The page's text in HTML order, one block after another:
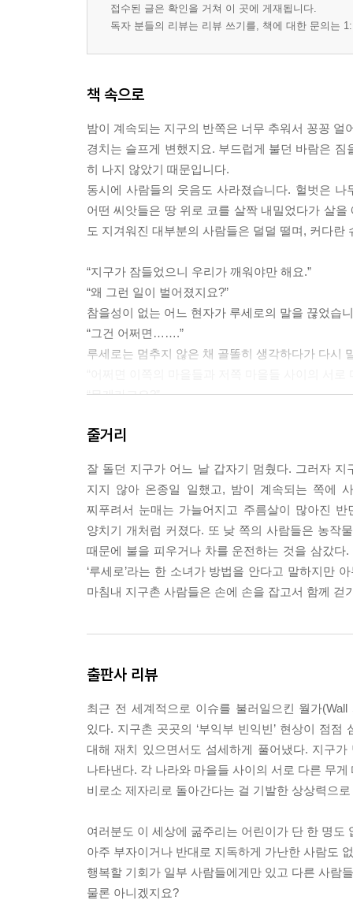
접수된 글은 확인을 거쳐 이 곳에 게재됩니다.
독자 분들의 리뷰는 리뷰 쓰기를, 책에 대한 문의는
책 속으로
밤이 계속되는 지구의 반쪽은 너무 추워서 꽁꽁
경치는 슬프게 변했지요. 부드럽게 불던 바람은
히 나지 않았기 때문입니다.
동시에 사람들의 웃음도 사라졌습니다. 헐벗은
어떤 씨앗들은 땅 위로 코를 살짝 내밀었다가 살
도 지겨워진 대부분의 사람들은 덜덜 떨며, 커다
“지구가 잠들었으니 우리가 깨워야만 해요.”
“왜 그런 일이 벌어졌지요?”
참을성이 없는 어느 현자가 루세로의 말을 끊었습
“그건 어쩌면…….”
루세로는 멈추지 않은 채 골똘히 생각하다가 다시
“무게라고요?”
“돈이 많으면 무척 무겁잖아요. 지구가 도는 걸 멈
--- p.39
줄거리
잘 돌던 지구가 어느 날 갑자기 멈췄다. 그러자
지지 않아 온종일 일했고, 밤이 계속되는 쪽에
찌푸려서 눈매는 가늘어지고 주름살이 많아진
양치기 개처럼 커졌다. 또 낮 쪽의 사람들은 농작
때문에 불을 피우거나 차를 운전하는 것을 삼갔
‘루세로’라는 한 소녀가 방법을 안다고 말하지만
마침내 지구촌 사람들은 손에 손을 잡고서 함께
출판사 리뷰
최근 전 세계적으로 이슈를 불러일으킨 월가
있다. 지구촌 곳곳의 ‘부익부 빈익빈’ 현상이 점점
대해 재치 있으면서도 섬세하게 풀어냈다. 지구
나타낸다. 각 나라와 마을들 사이의 서로 다른 무
비로소 제자리로 돌아간다는 걸 기발한 상상력으
여러분도 이 세상에 굶주리는 어린이가 단 한 명도
아주 부자이거나 반대로 지독하게 가난한 사람도
행복할 기회가 일부 사람들에게만 있고 다른 사람
물론 아니겠지요?